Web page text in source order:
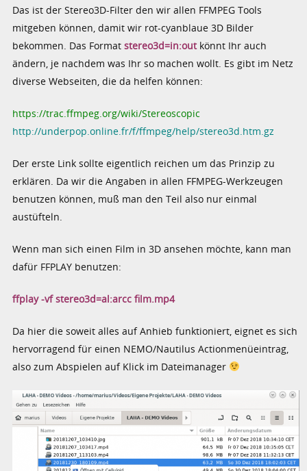
Das ist der Stereo3D-Filter den wir allen FFMPEG Tools
mitgeben können, damit wir rot-cyanblaue 3D Bilder
bekommen. Das Formatstereo3d=in:outkönnt Ihr auch
ändern, je nachdem was Ihr so machen wollt. Es gibt im Netz
diverse Webseiten, die da helfen können:
https://trac.ffmpeg.org/wiki/Stereoscopic
http://underpop.online.fr/f/ffmpeg/help/stereo3d.htm.gz
Der erste Link sollte eigentlich reichen um das Prinzip zu
erklären. Da wir die Angaben in allen FFMPEG-Werkzeugen
benutzen können, muß man den Teil also nur einmal
austüfteln.
Wenn man sich einen Film in 3D ansehen möchte, kann man
dafür FFPLAY benutzen:
ffplay -vf stereo3d=al:arcc film.mp4
Da hier die soweit alles auf Anhieb funktioniert, eignet es sich
hervorragend für einen NEMO/Nautilus Actionmenüeintrag,
also zum Abspielen auf Klick im Dateimanager